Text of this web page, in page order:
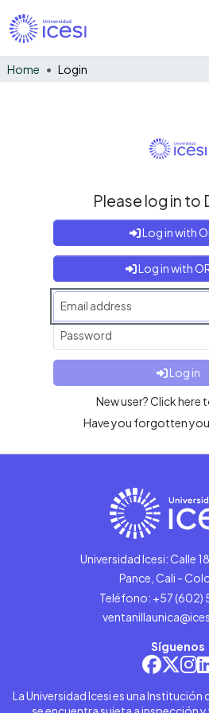
Home Login
Please log in to
Log in with
Log in with
Log in
New user? Click here
Have you forgotten
Universidad Icesi: Calle
Pance, Cali -
Teléfono: +57 (602)
Síguenos
La Universidad Icesi es una